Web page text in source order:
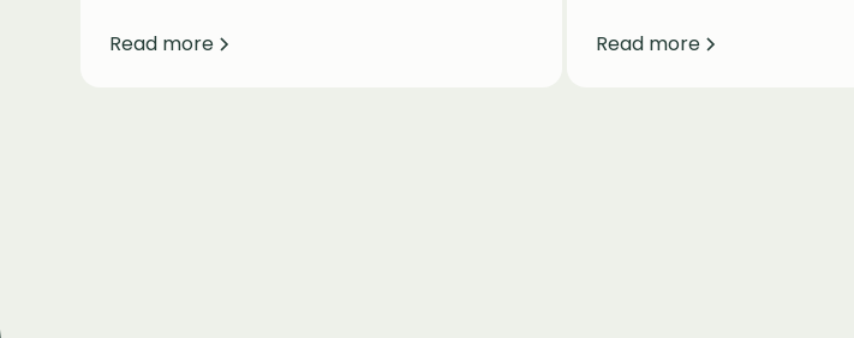
Read more Read more